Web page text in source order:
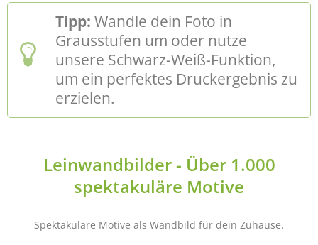
Tipp: Wandle dein Foto in
Grausstufen um oder nutze
unsere Schwarz-Weiß-Funktion,
um ein perfektes Druckergebnis zu
erzielen.
Leinwandbilder - Über 1.000
spektakuläre Motive
Spektakuläre Motive als Wandbild für dein Zuhause.